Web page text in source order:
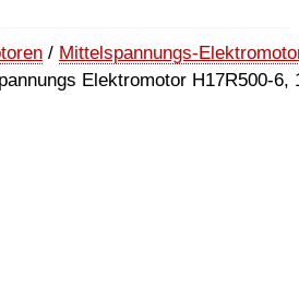
/ Mittelspannungs-
Elektromotor H17R500-6,